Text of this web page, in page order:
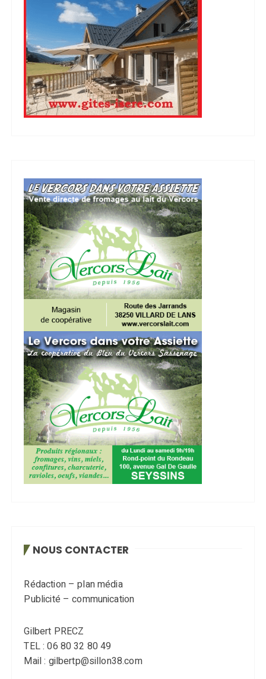
NOUS CONTACTER
Rédaction – plan média
Publicité – communication
Gilbert PRECZ
TEL : 06 80 32 80 49
Mail : gilbertp@sillon38.com